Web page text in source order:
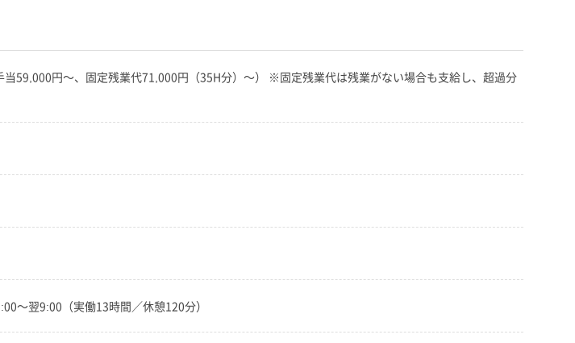
当59,000円～、固定残業代71,000円（35H分）～） ※固定残業代は残業がない場合も支給し、超過分
～翌9:00（実働13時間／休憩120分）